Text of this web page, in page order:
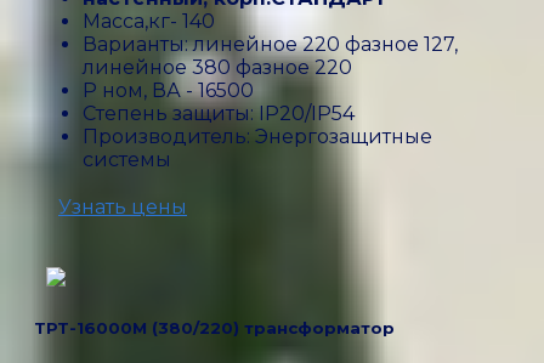
Масса,кг- 140
Варианты: линейное 220 фазное 127,
линейное 380 фазное 220
P ном, ВА - 16500
Степень защиты: IP20/IP54
Производитель: Энергозащитные
системы
Узнать цены
ТРТ-16000М (380/220) трансформатор